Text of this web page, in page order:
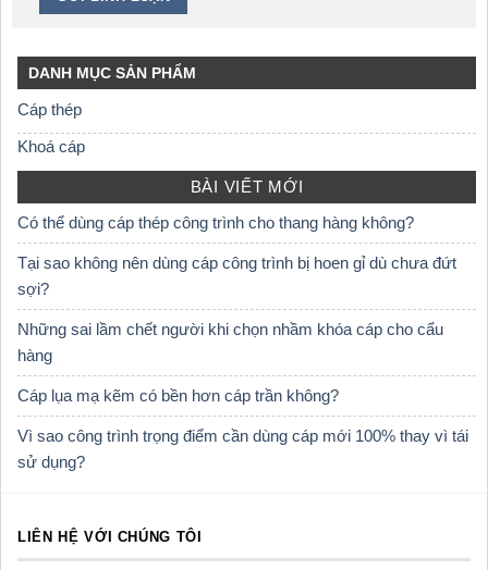
DANH MỤC SẢN PHẨM
Cáp thép
Khoá cáp
BÀI VIẾT MỚI
Có thể dùng cáp thép công trình cho thang hàng không?
Tại sao không nên dùng cáp công trình bị hoen gỉ dù chưa đứt
sợi?
Những sai lầm chết người khi chọn nhầm khóa cáp cho cẩu
hàng
Cáp lụa mạ kẽm có bền hơn cáp trần không?
Vì sao công trình trọng điểm cần dùng cáp mới 100% thay vì tái
sử dụng?
LIÊN HỆ VỚI CHÚNG TÔI